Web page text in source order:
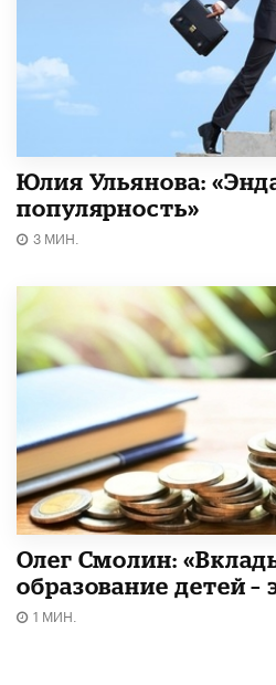
Юлия Ульянова:
популярность»
3 МИН.
Олег Смолин:
образование детей –
1 МИН.